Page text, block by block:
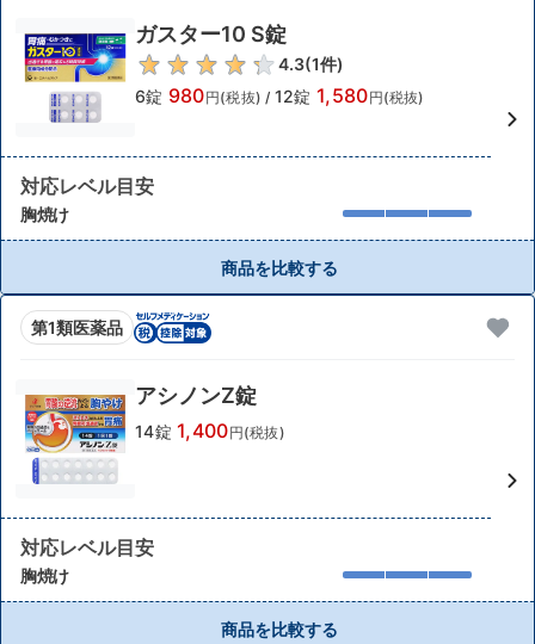
ガスター10 S錠
4.3(1件)
6錠 980円(税抜) / 12錠 1,580円(税抜)
対応レベル目安
胸焼け
商品を比較する
第1類医薬品
アシノンZ錠
14錠 1,400円(税抜)
対応レベル目安
胸焼け
商品を比較する